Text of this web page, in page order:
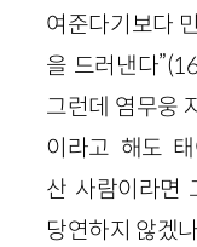
여준다기보다
을 드러낸다
그런데 염무웅
이라고 해도
산 사람이라면
당연하지 않겠